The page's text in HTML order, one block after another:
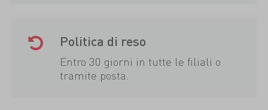
Politica di reso
Entro 30 giorni in tutte le filiali o
tramite posta.